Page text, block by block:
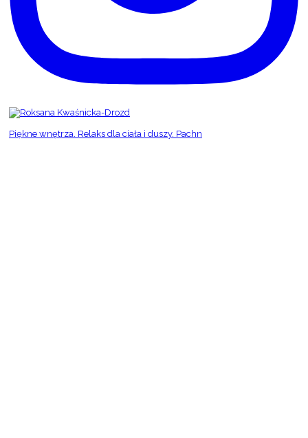
Piękne wnętrza. Relaks dla ciała i duszy. Pachn